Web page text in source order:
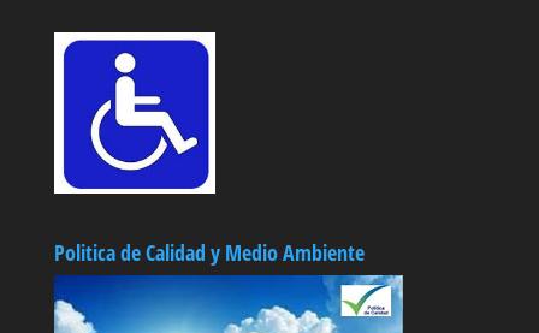
Politica de Calidad y Medio Ambiente